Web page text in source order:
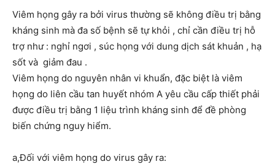
Viêm họng gây ra bởi virus thường sẽ không điều trị bằng
kháng sinh mà đa số bệnh sẽ tự khỏi , chỉ cần điều trị hỗ
trợ như : nghỉ ngơi , súc họng với dung dịch sát khuản , hạ
sốt và giảm đau .
Viêm họng do nguyên nhân vi khuẩn, đặc biệt là viêm
họng do liên cầu tan huyết nhóm A yêu cầu cấp thiết phải
được điều trị bằng 1 liệu trình kháng sinh để đề phòng
biến chứng nguy hiểm.
a,Đối với viêm họng do virus gây ra: